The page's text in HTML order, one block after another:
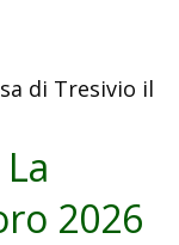
di Tresivio il
2026